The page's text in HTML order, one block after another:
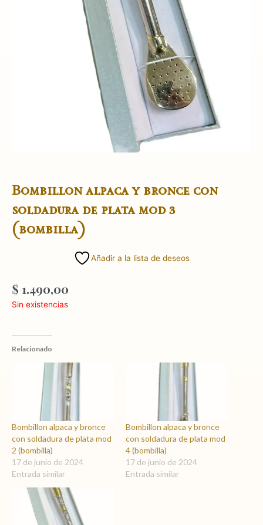
Bombillon alpaca y bronce con
soldadura de plata mod 3
(bombilla)
Añadir a la lista de deseos
$ 1.490,00
Sin existencias
Relacionado
Bombillon alpaca y bronce
con soldadura de plata mod
2 (bombilla)
17 de junio de 2024
Entrada similar
Bombillon alpaca y bronce
con soldadura de plata mod
4 (bombilla)
17 de junio de 2024
Entrada similar